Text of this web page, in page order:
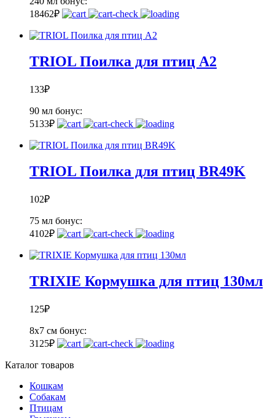
18462₽
TRIOL Поилка для птиц A2
133₽
90 мл бонус:
5133₽
TRIOL Поилка для птиц BR49K
102₽
75 мл бонус:
4102₽
TRIXIE Кормушка для птиц 130мл
125₽
8х7 см бонус:
3125₽
Каталог товаров
Кошкам
Собакам
Птицам